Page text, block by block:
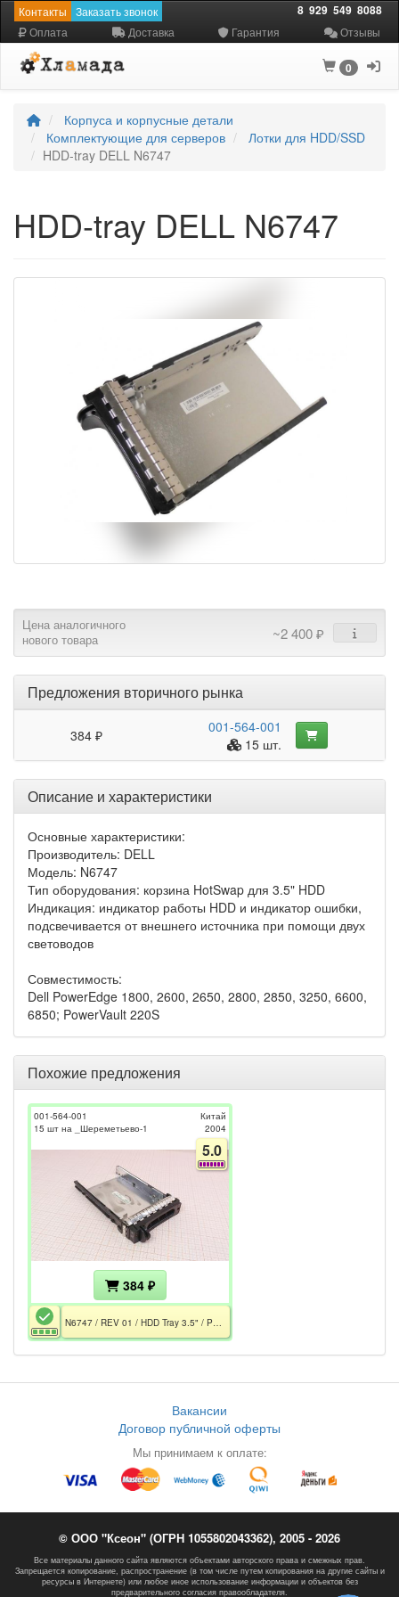
Контакты Заказать звонок 8 929 549 8088
Оплата Доставка Гарантия Отзывы
0
Корпуса и корпусные детали
Комплектующие для серверов
Лотки для HDD/SSD
HDD-tray DELL N6747
HDD-tray DELL N6747
Цена аналогичного
нового товара
~2 400 ₽
Предложения вторичного рынка
384 ₽
001-564-001
15 шт.
Описание и характеристики
Основные характеристики:
Производитель: DELL
Модель: N6747
Тип оборудования: корзина HotSwap для 3.5" HDD
Индикация: индикатор работы HDD и индикатор ошибки,
подсвечивается от внешнего источника при помощи двух
световодов
Совместимость:
Dell PowerEdge 1800, 2600, 2650, 2800, 2850, 3250, 6600,
6850; PowerVault 220S
Похожие предложения
001-564-001
15 шт на _Шереметьево-1
Китай
2004
5.0
384 ₽
N6747 / REV 01 / HDD Tray 3.5" / PowerEdge 1800, 2600, 2650, 2800, 2850, 3250, 6600, 6850; PowerVault 220S
Вакансии
Договор публичной оферты
Мы принимаем к оплате:
© ООО "Ксеон" (ОГРН 1055802043362), 2005 - 2026
Все материалы данного сайта являются объектами авторского права и смежных прав.
Запрещается копирование, распространение (в том числе путем копирования на другие сайты и
ресурсы в Интернете) или любое иное использование информации и объектов без
предварительного согласия правообладателя.